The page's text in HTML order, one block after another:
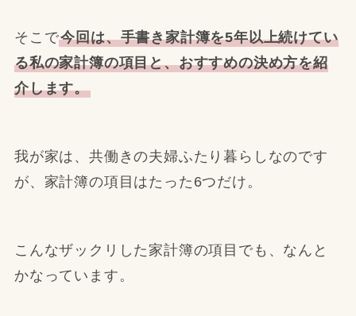
そこで今回は、手書き家計簿を5年以上続けてい
る私の家計簿の項目と、おすすめの決め方を紹
介します。
我が家は、共働きの夫婦ふたり暮らしなのです
が、家計簿の項目はたった6つだけ。
こんなザックリした家計簿の項目でも、なんと
かなっています。